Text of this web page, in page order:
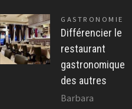
GASTRONOMIE
Différencier le
restaurant
gastronomique
des autres
Barbara